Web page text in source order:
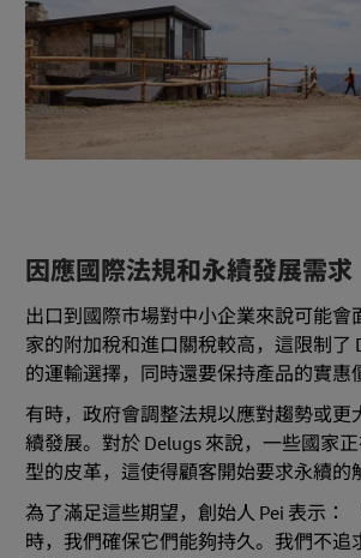
因應國際法規和永續發展需求
出口到國際市場對中小企業來說可能會
家的附加稅和進口關稅較高，這限制了
的運輸選擇，同時還要保持產品的實惠
有時，政府會調整法規以應對趨勢或更
續發展。對於 Delugs 來說，一些國家
型的皮革，這使得顧客開始要求永續的
為了滿足這些期望，創始人 Pei 表示：
時，我們確保它們能夠持久。我們不追